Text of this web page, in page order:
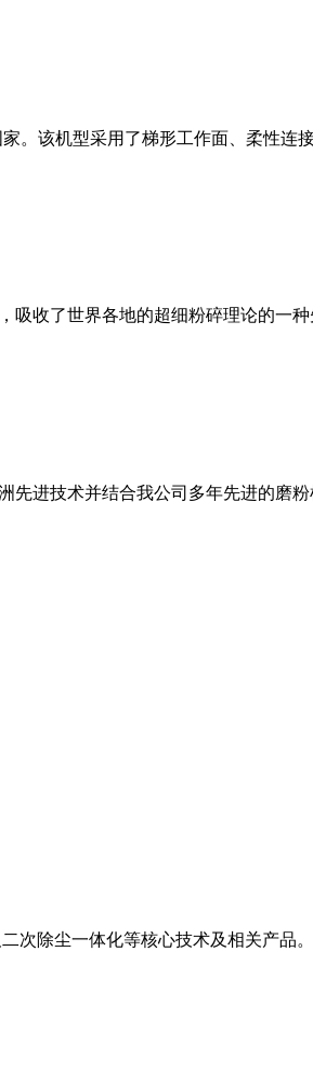
。该机型采用了梯形工作面、柔性连
收了世界各地的超细粉碎理论的一
进技术并结合我公司多年先进的磨
次除尘一体化等核心技术及相关产